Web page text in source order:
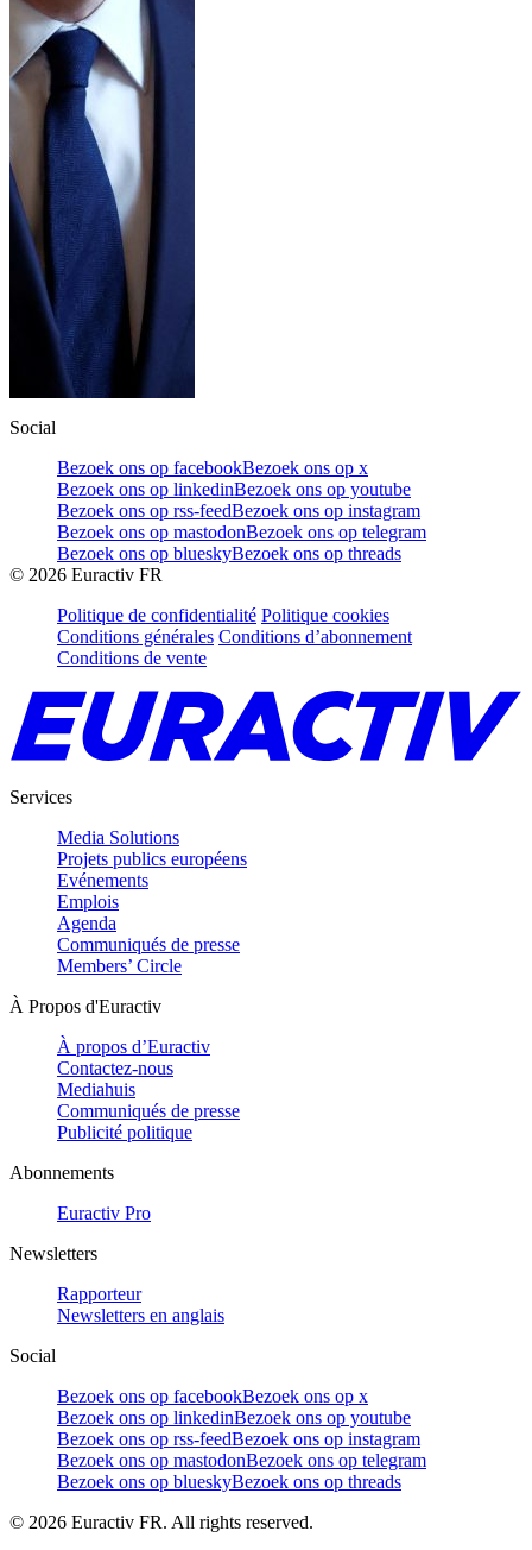
Social
Bezoek ons op facebookBezoek ons op x
Bezoek ons op linkedinBezoek ons op youtube
Bezoek ons op rss-feedBezoek ons op instagram
Bezoek ons op mastodonBezoek ons op telegram
Bezoek ons op blueskyBezoek ons op threads
© 2026 Euractiv FR
Politique de confidentialité Politique cookies
Conditions générales Conditions d’abonnement
Conditions de vente
Services
Media Solutions
Projets publics européens
Evénements
Emplois
Agenda
Communiqués de presse
Members’ Circle
À Propos d'Euractiv
À propos d’Euractiv
Contactez-nous
Mediahuis
Communiqués de presse
Publicité politique
Abonnements
Euractiv Pro
Newsletters
Rapporteur
Newsletters en anglais
Social
Bezoek ons op facebookBezoek ons op x
Bezoek ons op linkedinBezoek ons op youtube
Bezoek ons op rss-feedBezoek ons op instagram
Bezoek ons op mastodonBezoek ons op telegram
Bezoek ons op blueskyBezoek ons op threads
© 2026 Euractiv FR. All rights reserved.